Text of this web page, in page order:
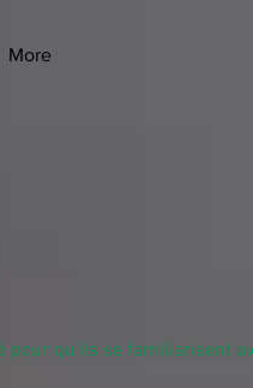
More
qu'ils se familiarisent